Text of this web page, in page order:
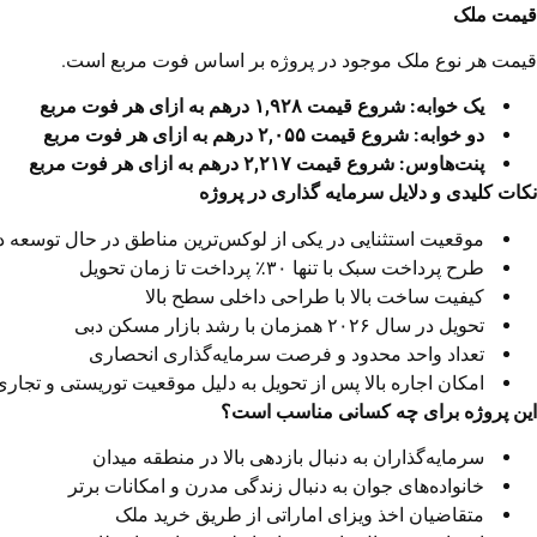
قیمت ملک
قیمت هر نوع ملک موجود در پروژه بر اساس فوت مربع است.
یک خوابه: شروع قیمت ۱,۹۲۸ درهم به ازای هر فوت مربع
دو خوابه: شروع قیمت ۲,۰۵۵ درهم به ازای هر فوت مربع
پنت‌هاوس: شروع قیمت ۲,۲۱۷ درهم به ازای هر فوت مربع
نکات کلیدی و دلایل سرمایه گذاری در پروژه
موقعیت استثنایی در یکی از لوکس‌ترین مناطق در حال توسعه
طرح پرداخت سبک با تنها ۳۰٪ پرداخت تا زمان تحویل
کیفیت ساخت بالا با طراحی داخلی سطح بالا
تحویل در سال ۲۰۲۶ همزمان با رشد بازار مسکن دبی
تعداد واحد محدود و فرصت سرمایه‌گذاری انحصاری
امکان اجاره بالا پس از تحویل به دلیل موقعیت توریستی و
این پروژه برای چه کسانی مناسب است؟
سرمایه‌گذاران به دنبال بازدهی بالا در منطقه میدان
خانواده‌های جوان به دنبال زندگی مدرن و امکانات برتر
متقاضیان اخذ ویزای اماراتی از طریق خرید ملک